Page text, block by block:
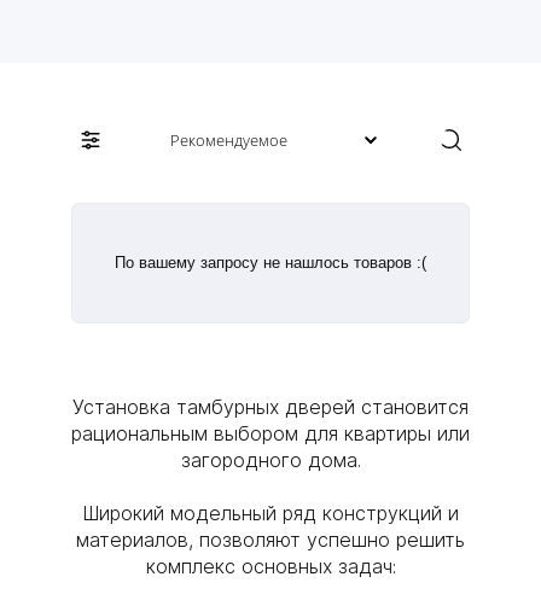
По вашему запросу не нашлось товаров :(
Установка тамбурных дверей становится
рациональным выбором для квартиры или
загородного дома.
Широкий модельный ряд конструкций и
материалов, позволяют успешно решить
комплекс основных задач: